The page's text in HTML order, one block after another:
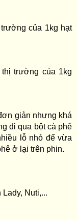
của 1kg hạt
trường của 1kg
giản nhưng khá
đi qua bột cà phê
lỗ nhỏ để vừa
ở lại trên phin.
Nuti,...